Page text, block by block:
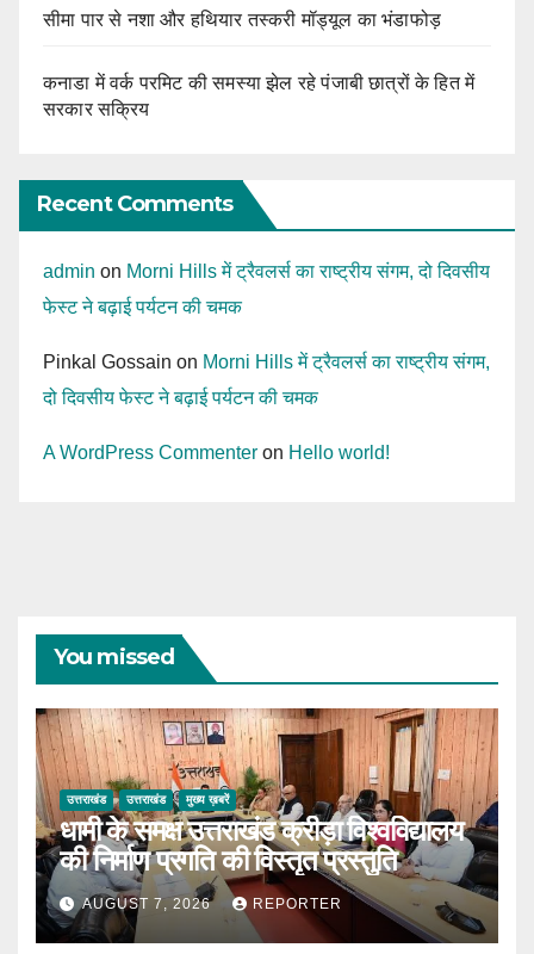
सीमा पार से नशा और हथियार तस्करी मॉड्यूल का भंडाफोड़
कनाडा में वर्क परमिट की समस्या झेल रहे पंजाबी छात्रों के हित में
सरकार सक्रिय
Recent Comments
admin on Morni Hills में ट्रैवलर्स का राष्ट्रीय संगम, दो दिवसीय
फेस्ट ने बढ़ाई पर्यटन की चमक
Pinkal Gossain on Morni Hills में ट्रैवलर्स का राष्ट्रीय संगम,
दो दिवसीय फेस्ट ने बढ़ाई पर्यटन की चमक
A WordPress Commenter on Hello world!
You missed
उत्तराखंड उत्तराखंड मुख्य ख़बरें
धामी के समक्ष उत्तराखंड क्रीड़ा विश्वविद्यालय
की निर्माण प्रगति की विस्तृत प्रस्तुति
AUGUST 7, 2026 REPORTER